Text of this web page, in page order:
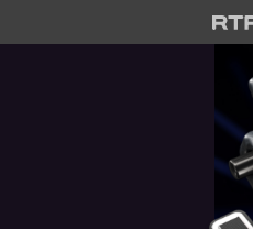
Saltar para o conteúdo principal